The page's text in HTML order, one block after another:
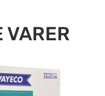
VARER